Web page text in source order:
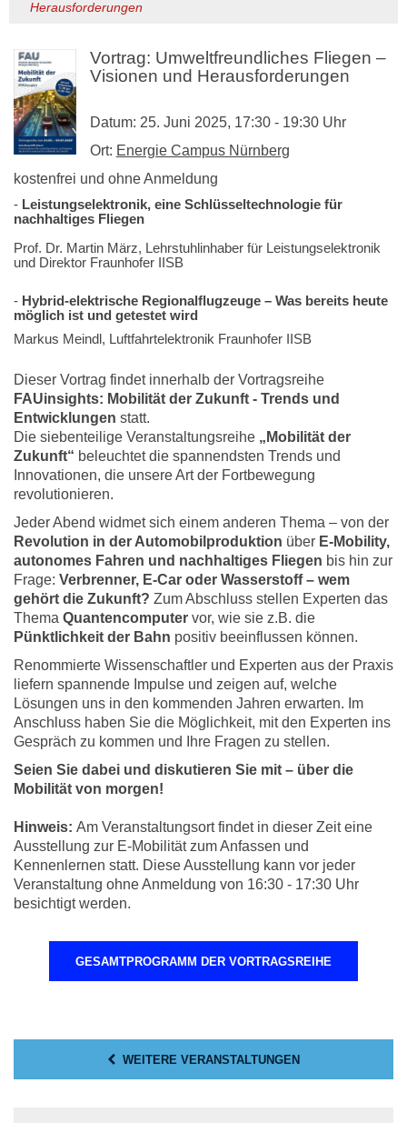
Herausforderungen
Vortrag: Umweltfreundliches Fliegen –
Visionen und Herausforderungen
Datum: 25. Juni 2025, 17:30 - 19:30 Uhr
Ort: Energie Campus Nürnberg
kostenfrei und ohne Anmeldung
- Leistungselektronik, eine Schlüsseltechnologie für
nachhaltiges Fliegen
Prof. Dr. Martin März, Lehrstuhlinhaber für Leistungselektronik
und Direktor Fraunhofer IISB
- Hybrid-elektrische Regionalflugzeuge – Was bereits heute
möglich ist und getestet wird
Markus Meindl, Luftfahrtelektronik Fraunhofer IISB
Dieser Vortrag findet innerhalb der Vortragsreihe
FAUinsights: Mobilität der Zukunft - Trends und
Entwicklungen statt.
Die siebenteilige Veranstaltungsreihe „Mobilität der
Zukunft“ beleuchtet die spannendsten Trends und
Innovationen, die unsere Art der Fortbewegung
revolutionieren.
Jeder Abend widmet sich einem anderen Thema – von der
Revolution in der Automobilproduktion über E-Mobility,
autonomes Fahren und nachhaltiges Fliegen bis hin zur
Frage: Verbrenner, E-Car oder Wasserstoff – wem
gehört die Zukunft? Zum Abschluss stellen Experten das
Thema Quantencomputer vor, wie sie z.B. die
Pünktlichkeit der Bahn positiv beeinflussen können.
Renommierte Wissenschaftler und Experten aus der Praxis
liefern spannende Impulse und zeigen auf, welche
Lösungen uns in den kommenden Jahren erwarten. Im
Anschluss haben Sie die Möglichkeit, mit den Experten ins
Gespräch zu kommen und Ihre Fragen zu stellen.
Seien Sie dabei und diskutieren Sie mit – über die
Mobilität von morgen!
Hinweis: Am Veranstaltungsort findet in dieser Zeit eine
Ausstellung zur E-Mobilität zum Anfassen und
Kennenlernen statt. Diese Ausstellung kann vor jeder
Veranstaltung ohne Anmeldung von 16:30 - 17:30 Uhr
besichtigt werden.
GESAMTPROGRAMM DER VORTRAGSREIHE
WEITERE VERANSTALTUNGEN